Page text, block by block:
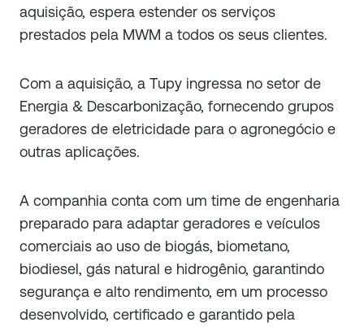
aquisição, espera estender os serviços
prestados pela MWM a todos os seus clientes.
Com a aquisição, a Tupy ingressa no setor de
Energia & Descarbonização, fornecendo grupos
geradores de eletricidade para o agronegócio e
outras aplicações.
A companhia conta com um time de engenharia
preparado para adaptar geradores e veículos
comerciais ao uso de biogás, biometano,
biodiesel, gás natural e hidrogênio, garantindo
segurança e alto rendimento, em um processo
desenvolvido, certificado e garantido pela